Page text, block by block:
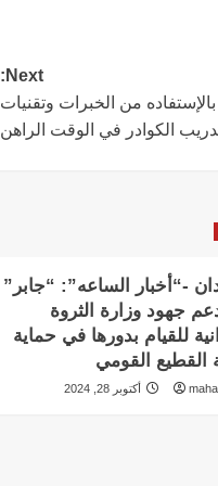
Next:
من الخبرات وتقنيات
الكوادر في الوقت الراهن
-“أخبار الساعه”: “جابر”
جهود وزارة الثروة
للقيام بدورها في حماية
القطيع القومي
أكتوبر 28, 2024